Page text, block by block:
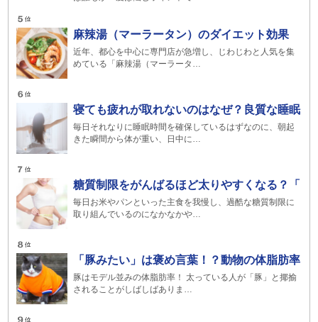
麻辣湯（マーラータン）のダイエット効果
近年、都心を中心に専門店が急増し、じわじわと人気を集
めている「麻辣湯（マーラータ…
寝ても疲れが取れないのはなぜ？良質な睡眠
毎日それなりに睡眠時間を確保しているはずなのに、朝起
きた瞬間から体が重い、日中に…
糖質制限をがんばるほど太りやすくなる？「
毎日お米やパンといった主食を我慢し、過酷な糖質制限に
取り組んでいるのになかなかや…
「豚みたい」は褒め言葉！？動物の体脂肪率
豚はモデル並みの体脂肪率！ 太っている人が「豚」と揶揄
されることがしばしばありま…